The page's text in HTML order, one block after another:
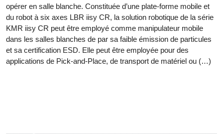
opérer en salle blanche. Constituée d’une plate-forme mobile et
du robot à six axes LBR iisy CR, la solution robotique de la série
KMR iisy CR peut être employé comme manipulateur mobile
dans les salles blanches de par sa faible émission de particules
et sa certification ESD. Elle peut être employée pour des
applications de Pick-and-Place, de transport de matériel ou (…)